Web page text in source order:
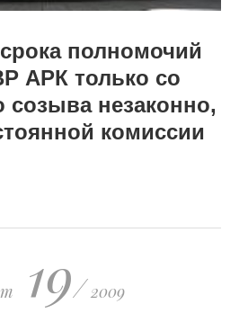
полномочий
АРК только со
созыва незаконно,
комиссии
19/ 2009